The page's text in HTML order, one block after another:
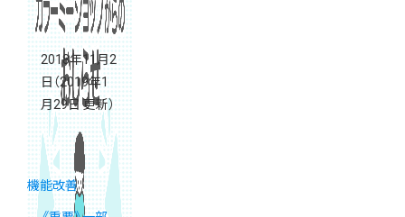
2018年11月2
日（2019年1
月29日 更新）
機能改善